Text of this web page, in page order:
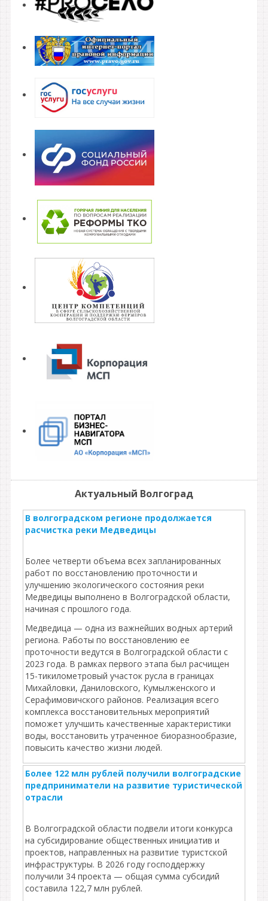
Актуальный Волгоград
В волгоградском регионе продолжается
расчистка реки Медведицы
Более четверти объема всех запланированных
работ по восстановлению проточности и
улучшению экологического состояния реки
Медведицы выполнено в Волгоградской области,
начиная с прошлого года.
Медведица — одна из важнейших водных артерий
региона. Работы по восстановлению ее
проточности ведутся в Волгоградской области с
2023 года. В рамках первого этапа был расчищен
15-тикилометровый участок русла в границах
Михайловки, Даниловского, Кумылженского и
Серафимовичского районов. Реализация всего
комплекса восстановительных мероприятий
поможет улучшить качественные характеристики
воды, восстановить утраченное биоразнообразие,
повысить качество жизни людей.
Более 122 млн рублей получили волгоградские
предприниматели на развитие туристической
отрасли
В Волгоградской области подвели итоги конкурса
на субсидирование общественных инициатив и
проектов, направленных на развитие туристской
инфраструктуры. В 2026 году господдержку
получили 34 проекта — общая сумма субсидий
составила 122,7 млн рублей.